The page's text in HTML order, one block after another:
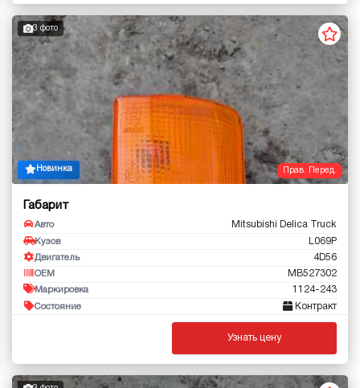
Прав. Перед.
3 фото
Новинка
Габарит
Авто Mitsubishi Delica Truck
Кузов L069P
Двигатель 4D56
OEM MB527302
Маркировка 1124-243
Состояние Контракт
Узнать цену